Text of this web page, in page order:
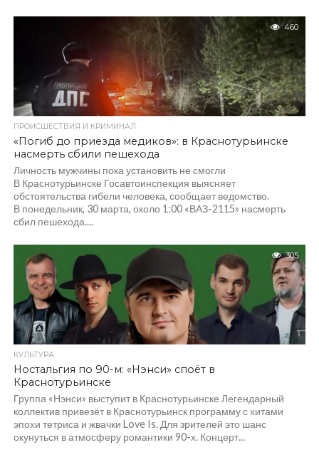
460
ПРОИСШЕСТВИЯ И КРИМИНАЛ
«Погиб до приезда медиков»: в Краснотурьинске
насмерть сбили пешехода
Личность мужчины пока установить не смогли
В Краснотурьинске Госавтоинспекция выясняет
обстоятельства гибели человека, сообщает ведомство.
В понедельник, 30 марта, около 1:00 «ВАЗ-2115» насмерть
сбил пешехода....
305
КУЛЬТУРА
Ностальгия по 90-м: «Нэнси» споёт в
Краснотурьинске
Группа «Нэнси» выступит в Краснотурьинске Легендарный
коллектив привезёт в Краснотурьинск программу с хитами
эпохи тетриса и жвачки Love Is. Для зрителей это шанс
окунуться в атмосферу романтики 90-х. Концерт...